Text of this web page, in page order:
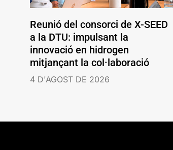
Reunió del consorci de X-SEED
a la DTU: impulsant la
innovació en hidrogen
mitjançant la col·laboració
4 D'AGOST DE 2026